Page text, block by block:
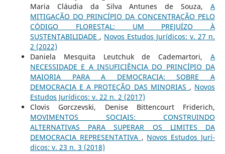
Maria Cláudia da Silva Antunes de Souza,A
MITIGAÇÃO DO PRINCÍPIO DA CONCENTRAÇÃO PELO
CÓDIGO FLORESTAL: UM PREJUÍZO À
SUSTENTABILIDADE , Novos Estudos Jurí­dicos: v. 27 n.
2 (2022)
Daniela Mesquita Leutchuk de Cademartori,A
NECESSIDADE E A INSUFICIÊNCIA DO PRINCÍPIO DA
MAIORIA PARA A DEMOCRACIA: SOBRE A
DEMOCRACIA E A PROTEÇÃO DAS MINORIAS , Novos
Estudos Jurí­dicos: v. 22 n. 2 (2017)
Clovis Gorczevski, Denise Bittencourt Friderich,
MOVIMENTOS SOCIAIS: CONSTRUINDO
ALTERNATIVAS PARA SUPERAR OS LIMITES DA
DEMOCRACIA REPRESENTATIVA , Novos Estudos Jurí­
dicos: v. 23 n. 3 (2018)